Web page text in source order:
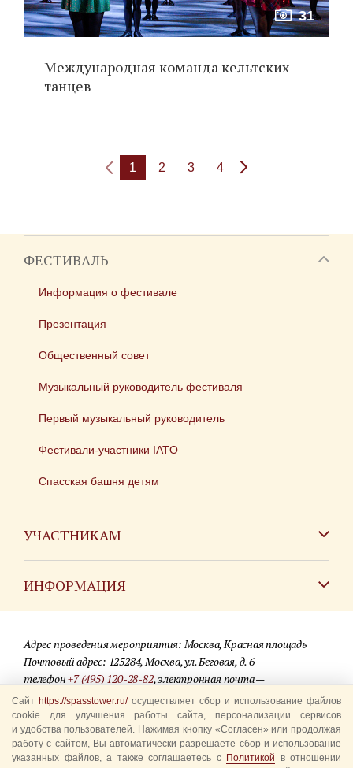
31
Международная команда кельтских
танцев
1 2 3 4
ФЕСТИВАЛЬ
Информация о фестивале
Презентация
Общественный совет
Музыкальный руководитель фестиваля
Первый музыкальный руководитель
Фестивали-участники IATO
Спасская башня детям
УЧАСТНИКАМ
ИНФОРМАЦИЯ
Для СМИ
Где купить билеты
Акции
Вопрос-ответ
Адрес проведения мероприятия: Москва, Красная площадь
Почтовый адрес: 125284, Москва, ул. Беговая, д. 6
телефон+7 (495) 120-28-82, электронная почта —
info@spasstower.ru
© 2009-2025 Официальный сайт фестиваля «Спасская башня»
Разработка сайта —студия «Сибирикс»
Сайт https://spasstower.ru/осуществляет сбор и использование файлов
cookie для улучшения работы сайта, персонализации сервисов
и удобства пользователей. Нажимая кнопку «Согласен» или продолжая
работу с сайтом, Вы автоматически разрешаете сбор и использование
указанных файлов, а также соглашаетесь с Политикой в отношении